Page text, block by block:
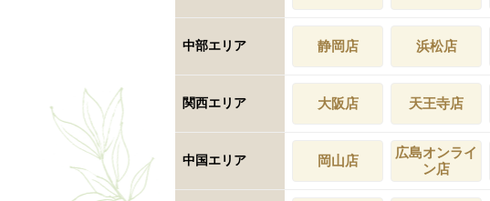
中部エリア 静岡店 浜松店
関西エリア 大阪店 天王寺店
中国エリア 岡山店
広島オンライ
ン店